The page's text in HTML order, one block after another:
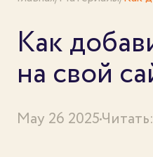
Как
на свой
May 26 2025